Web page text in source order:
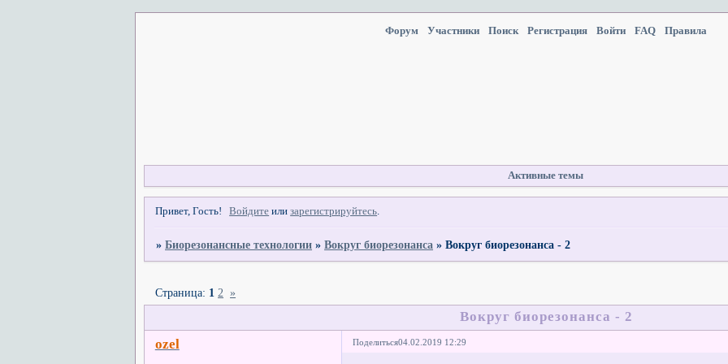
Форум Участники Поиск Регистрация Войти FAQ Правила
Активные темы
Привет, Гость! Войдите илизарегистрируйтесь.
»Биорезонансные технологии »Вокруг биорезонанса »Вокруг биорезонанса - 2
Вокруг биорезонанса - 2
Страница: 1 2 »
Поделиться04.02.2019 12:29
ozel